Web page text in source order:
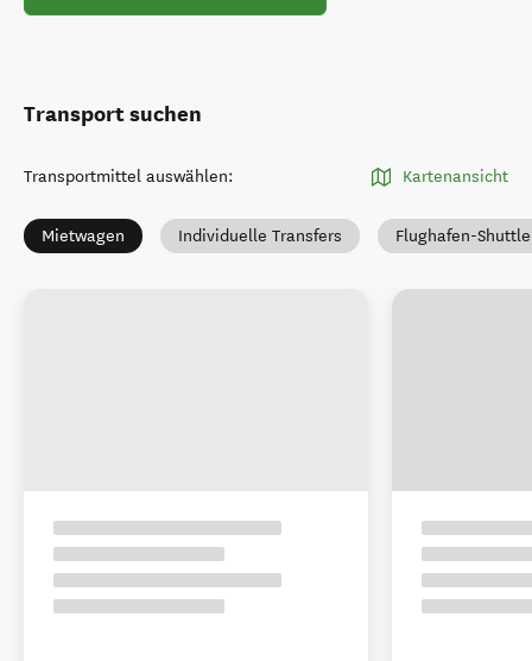
Transport suchen
Transportmittel auswählen: Kartenansicht
Mietwagen Individuelle Transfers Flughafen-Shuttle